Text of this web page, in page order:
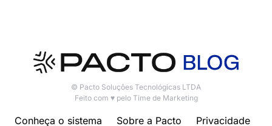
© Pacto Soluções Tecnológicas LTDA
Feito com ♥ pelo Time de Marketing
Conheça o sistema Sobre a Pacto Privacidade